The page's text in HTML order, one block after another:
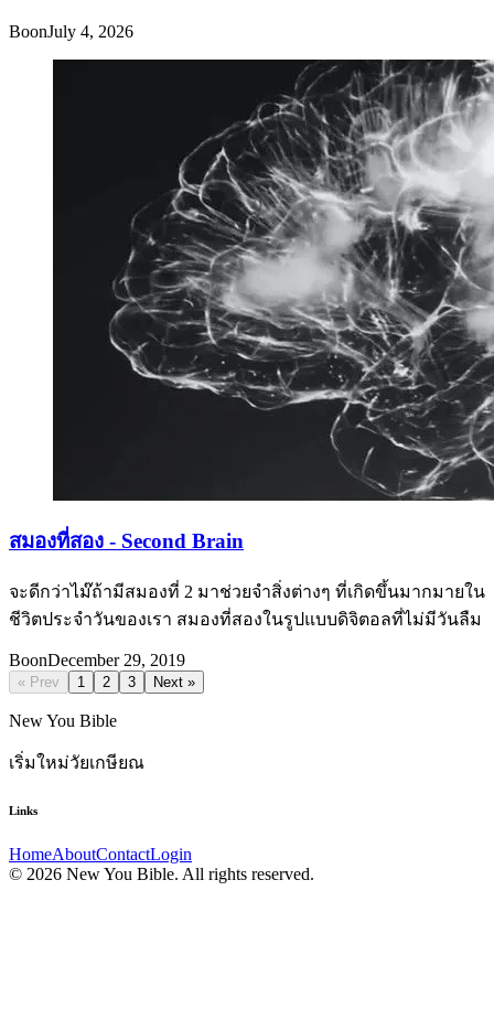
BoonJuly 4, 2026
สมองที่สอง - Second Brain
จะดีกว่าไม๊ถ้ามีสมองที่ 2 มาช่วยจำสิ่งต่างๆ ที่เกิดขึ้นมากมายใน
ชีวิตประจำวันของเรา สมองที่สองในรูปแบบดิจิตอลที่ไม่มีวันลืม
BoonDecember 29, 2019
« Prev 1 2 3 Next »
New You Bible
เริ่มใหม่วัยเกษียณ
Links
HomeAboutContactLogin
© 2026 New You Bible. All rights reserved.